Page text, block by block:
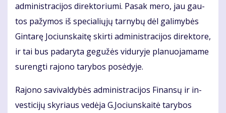
ad­mi­nist­ra­ci­jos di­rek­to­riu­mi. Pa­sak me­ro, jau gau­
tos pa­žy­mos iš spe­cia­lių­jų tar­ny­bų dėl ga­li­my­bės
Gin­ta­rę Jo­ciuns­kai­tę skir­ti ad­mi­nist­ra­ci­jos di­rek­to­re,
ir tai bus pa­da­ry­ta ge­gu­žės vi­du­ry­je pla­nuo­ja­ma­me
su­reng­ti ra­jo­no ta­ry­bos po­sė­dy­je.
Ra­jo­no sa­vi­val­dy­bės ad­mi­nist­ra­ci­jos Fi­nan­sų ir in­
ves­ti­ci­jų sky­riaus ve­dė­ja G.Jo­ciuns­kai­tė ta­ry­bos